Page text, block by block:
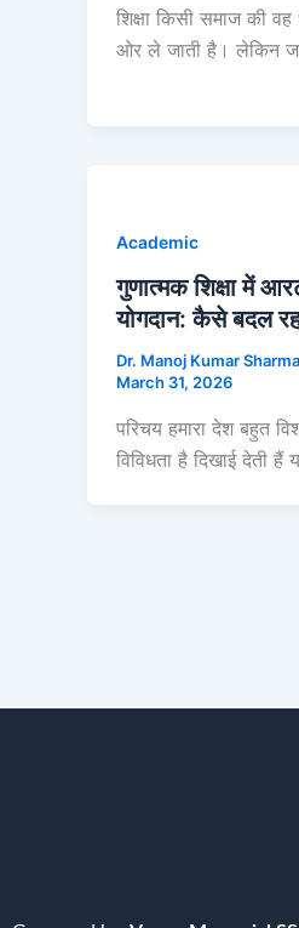
शिक्षा किसी समाज की
ओर ले जाती है। लेकिन
Academic
गुणात्मक शिक्षा में
योगदान: कैसे बदल
Dr. Manoj Kumar
March 31, 2026
परिचय हमारा देश बहुत
विविधता है दिखाई देती हैं